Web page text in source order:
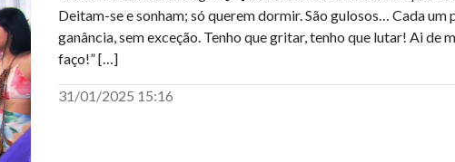
Deitam-se e sonham; só querem dormir. São gulosos… Cada um
ganância, sem exceção. Tenho que gritar, tenho que lutar! Ai de
faço!” […]
31/01/2025 15:16